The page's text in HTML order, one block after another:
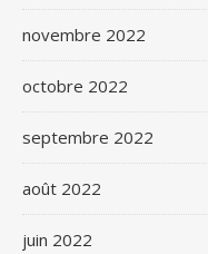
novembre 2022
octobre 2022
septembre 2022
août 2022
juin 2022